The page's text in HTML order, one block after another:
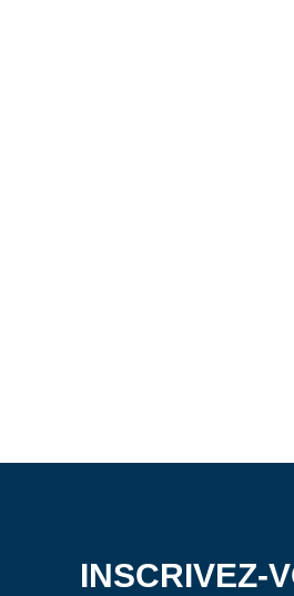
INSCRIVEZ-